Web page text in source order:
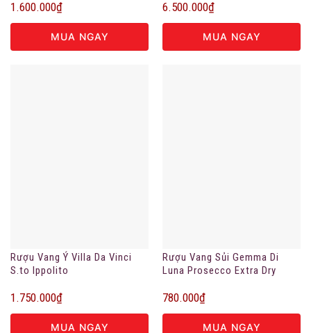
1.600.000₫
MUA NGAY
6.500.000₫
MUA NGAY
Rượu Vang Ý Villa Da Vinci
S.to Ippolito
1.750.000₫
MUA NGAY
Rượu Vang Sủi Gemma Di
Luna Prosecco Extra Dry
780.000₫
MUA NGAY